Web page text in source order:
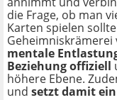
die Frage, ob man
Karten spielen
Geheimniskrämerei
mentale
Beziehung offiziell
höhere Ebene.
und setzt damit